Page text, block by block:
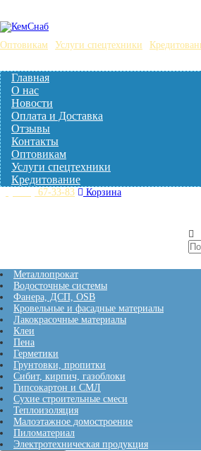
Оптовикам Услуги спецтехники
Главная
О нас
Новости
Оплата и Доставка
Отзывы
Контакты
Оптовикам
Услуги спецтехники
Кредитование
67-33-83
Корзина
Металлопрокат
Водосточные системы
Фанера, ДСП, OSB
Кровельные и фасадные материалы
Лакокрасочные материалы
Клеи
Пена
Герметики
Грунтовки, пропитки
Сибит, кирпич, газоблоки
Гипсокартон и СМЛ
Сухие строительные смеси
Теплоизоляция
Малоэтажное домостроение
Пиломатериал
Электротехническая продукция